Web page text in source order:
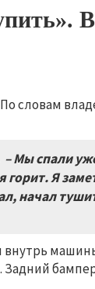
словам
– Мы спали
Я
начал
внутрь